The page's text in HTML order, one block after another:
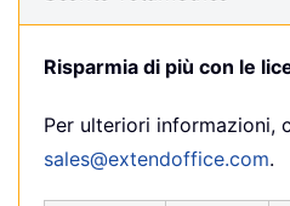
Risparmia di più con le
Per ulteriori informazioni,
sales@extendoffice.com.